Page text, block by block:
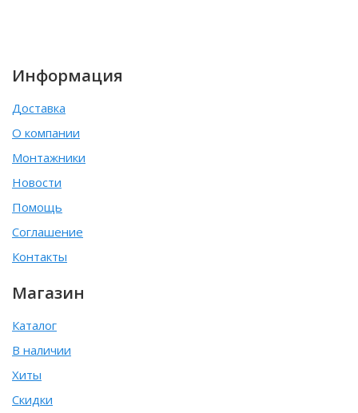
Информация
Доставка
О компании
Монтажники
Новости
Помощь
Соглашение
Контакты
Магазин
Каталог
В наличии
Хиты
Скидки